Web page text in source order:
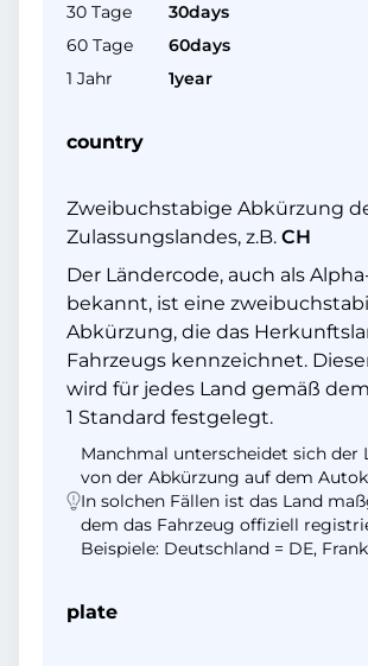
30 Tage
30days
60 Tage
60days
1 Jahr
1year
country
Zweibuchstabige Abkürzung
Zulassungslandes, z.B. CH
Der Ländercode, auch als
bekannt, ist eine
Abkürzung, die das
Fahrzeugs kennzeichnet.
wird für jedes Land gemäß dem
1 Standard festgelegt.
Manchmal unterscheidet sich der
von der Abkürzung auf dem
In solchen Fällen ist das Land
dem das Fahrzeug offiziell
Beispiele: Deutschland = DE,
plate